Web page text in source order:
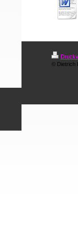
© Dietrich